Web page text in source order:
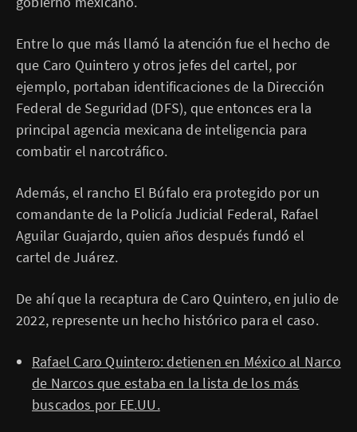
Entre lo que más llamó la atención fue el hecho de
que Caro Quintero y otros jefes del cartel, por
ejemplo, portaban identificaciones de la Dirección
Federal de Seguridad (DFS), que entonces era la
principal agencia mexicana de inteligencia para
combatir el narcotráfico.
Además, el rancho El Búfalo era protegido por un
comandante de la Policía Judicial Federal, Rafael
Aguilar Guajardo, quien años después fundó el
cartel de Juárez.
De ahí que la recaptura de Caro Quintero, en julio de
2022, represente un hecho histórico para el caso.
Rafael Caro Quintero: detienen en México al Narco
de Narcos que estaba en la lista de los más
buscados por EE.UU.